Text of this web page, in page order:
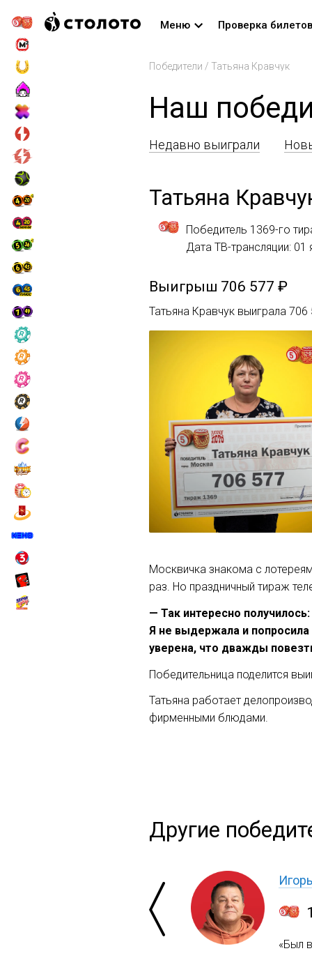
Меню Проверка билетов
Победители / Татьяна Кравчук
Наш
Недавно выиграли
Татьяна
Победитель 1369-го
Дата ТВ-трансляции: 01
Выигрыш 706 577 ₽
Татьяна Кравчук выиграла
Москвичка знакома с
раз. Но праздничный тираж
— Так интересно
Я не выдержала и
уверена, что дважды
Победительница поделится
Татьяна работает
фирменными блюдами.
Другие
«Был